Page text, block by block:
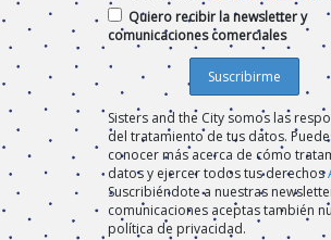
Quiero recibir la newsletter y
comunicaciones comerciales
Sisters and the City somos las
del tratamiento de tus datos.
conocer más acerca de cómo
datos y ejercer todos tus derechos
Suscribiéndote a nuestras
comunicaciones aceptas también
política de privacidad.